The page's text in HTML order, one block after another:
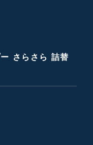
さらさら 詰替